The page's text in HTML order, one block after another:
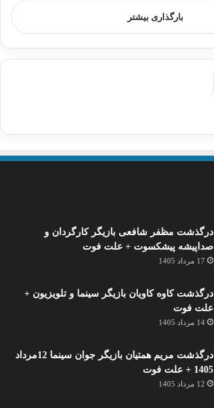
بارگذاری بیشتر
درگذشت مظفر شافعی بازیگر کارگردان و
صداپیشه پیشکسوت + علت فوت
17 مرداد 1405
درگذشت کاوه کاویان بازیگر سینما و تلویزیون +
علت فوت
14 مرداد 1405
درگذشت مریم همتیان بازیگر جوان سینما 12مرداد
1405 + علت فوت
12 مرداد 1405